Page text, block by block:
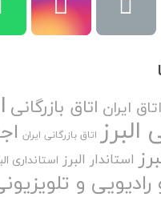
اتاق ایران اتاق بازرگانی
البرز اتاق بازرگانی ایران
استاندار البرز استانداری
و